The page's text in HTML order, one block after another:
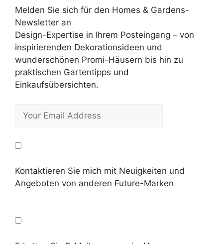
Melden Sie sich für den Homes & Gardens-
Newsletter an
Design-Expertise in Ihrem Posteingang – von
inspirierenden Dekorationsideen und
wunderschönen Promi-Häusern bis hin zu
praktischen Gartentipps und
Einkaufsübersichten.
Kontaktieren Sie mich mit Neuigkeiten und
Angeboten von anderen Future-Marken